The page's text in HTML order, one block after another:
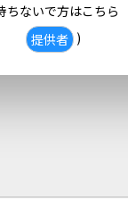
ちないで方はこちら
提供者 )